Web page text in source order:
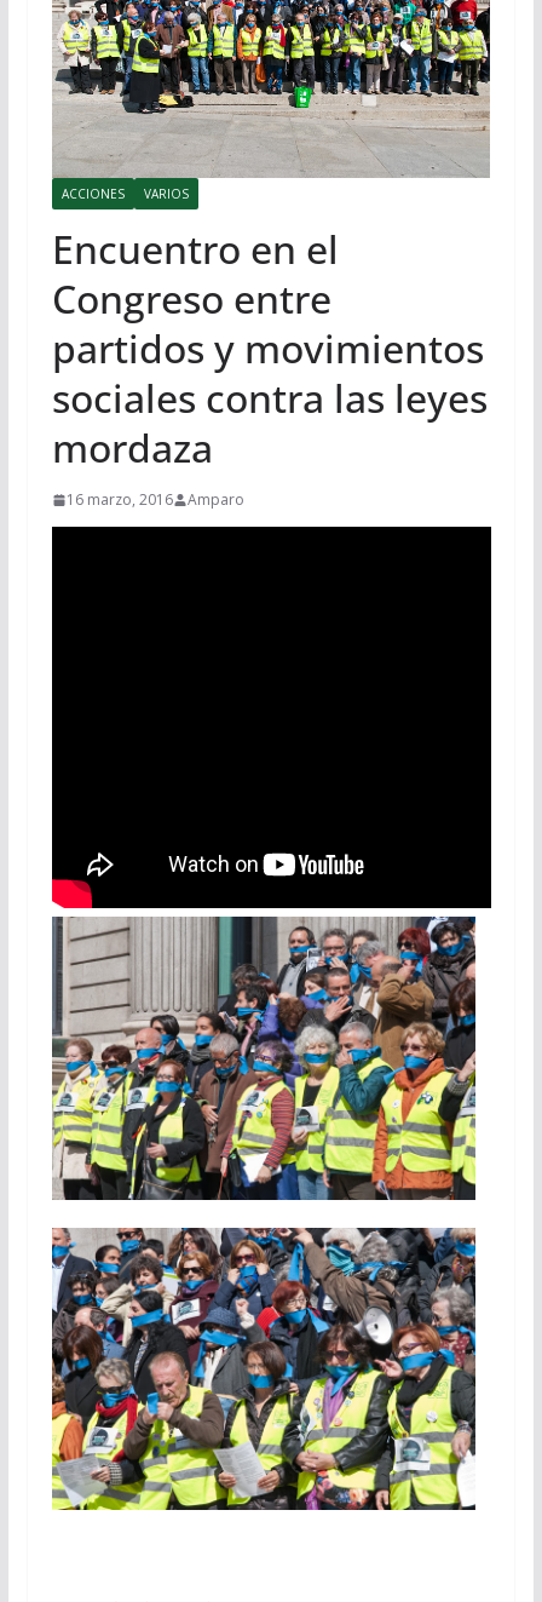
ACCIONES VARIOS
Encuentro en el
Congreso entre
partidos y movimientos
sociales contra las leyes
mordaza
16 marzo, 2016 Amparo